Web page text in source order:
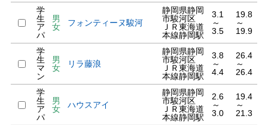
学
生
ア
パ
男
女
フォンティーヌ駿河
静岡県静岡
市駿河区
ＪＲ東海道
本線静岡駅
3.1
～
3.5
19.8
～
19.9
学
生
マ
ン
男
女
リラ藤浪
静岡県静岡
市駿河区
ＪＲ東海道
本線静岡駅
3.8
～
4.4
26.4
～
26.4
学
生
ア
パ
男
女
ハウスアイ
静岡県静岡
市駿河区
ＪＲ東海道
本線静岡駅
2.6
～
3.0
19.4
～
21.3